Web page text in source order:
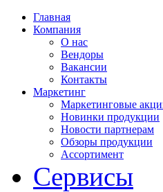
Главная
Компания
О нас
Вендоры
Вакансии
Контакты
Маркетинг
Маркетинговые
Новинки продукции
Новости партнерам
Обзоры продукции
Ассортимент
Сервисы